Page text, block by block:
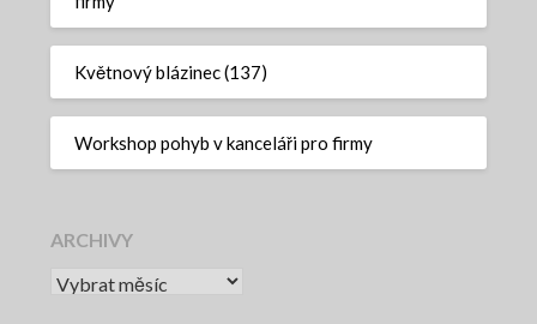
Květnový blázinec (137)
Workshop pohyb v kanceláři pro firmy
ARCHIVY
Archivy